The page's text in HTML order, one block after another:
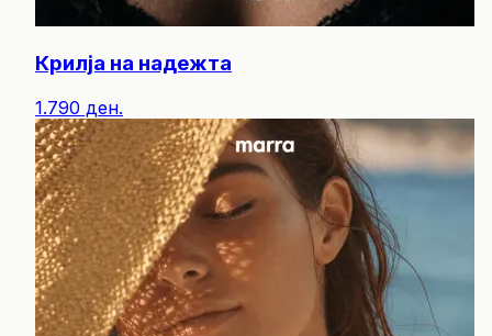
Крилја на надежта
1.790 ден.